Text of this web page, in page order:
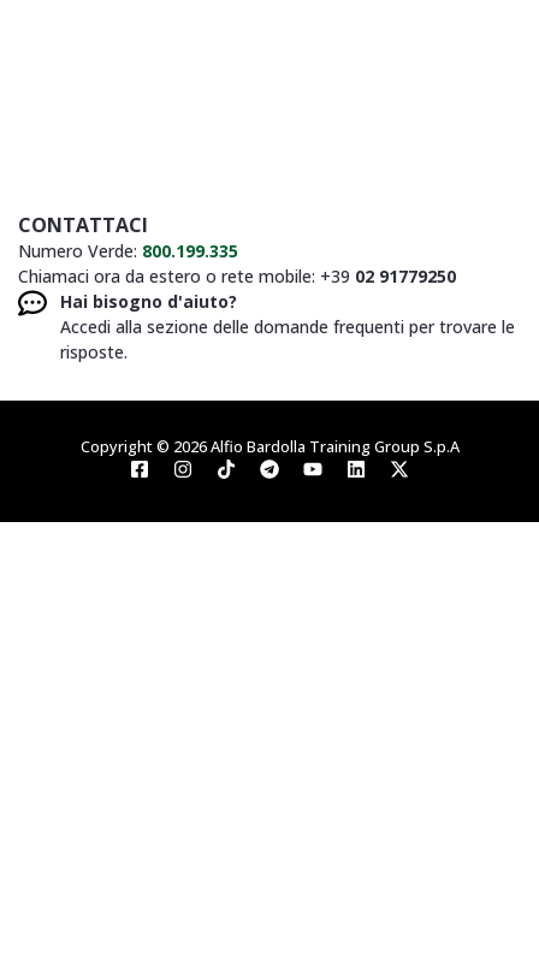
CONTATTACI
Numero Verde: 800.199.335
Chiamaci ora da estero o rete mobile: +39 02 91779250
Hai bisogno d'aiuto?
Accedi alla sezione delle domande frequenti per trovare le
risposte.
Copyright © 2026 Alfio Bardolla Training Group S.p.A